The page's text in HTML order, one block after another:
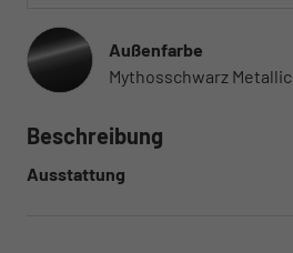
Außenfarbe
Mythosschwarz Metallic
Beschreibung
Ausstattung